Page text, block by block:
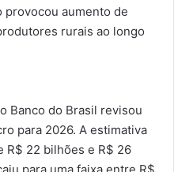
provocou aumento de
rurais ao longo
Banco do Brasil revisou
para 2026. A estimativa
R$ 22 bilhões e R$ 26